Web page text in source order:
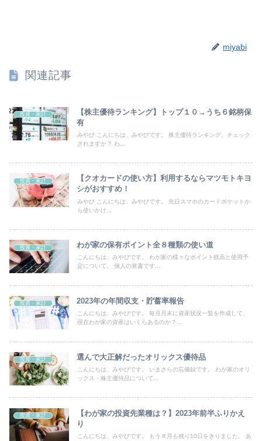
miyabi
関連記事
投資・家計
【株主優待ランキング】トップ１０→うち６銘柄保
有
みやび こんにちは、みやびです。 株主優待ランキング、チェック
されますか？ わ...
投資・家計
【クオカードの使い方】利用するならマツモトキヨ
シがおすすめ！
みやび こんにちは、みやびです。 先日スマホのカードポケットか
ら使いかけ...
投資・家計 わが家の保有ポイント全８種類の使い道
こんにちは、みやびです。 わが家の様々なポイント残高と使用予
定について。 個人の覚書です...
投資・家計 2023年の年間収支・貯蓄率報告
こんにちは、みやびです。 毎月月末に資産状況一覧を作成して、
現在わが家の資産はいくらあるのか？...
投資・家計 選んで大正解だったオリックス優待品
こんにちは、みやびです。 いまさらの忘備録です。 わが家のオリ
ックス・株主優待品について...
投資・家計
【わが家の投資先業種は？】2023年前半ふりかえ
り
こんにちは、みやびです。 もう８月も残り10日をきりました。 あ